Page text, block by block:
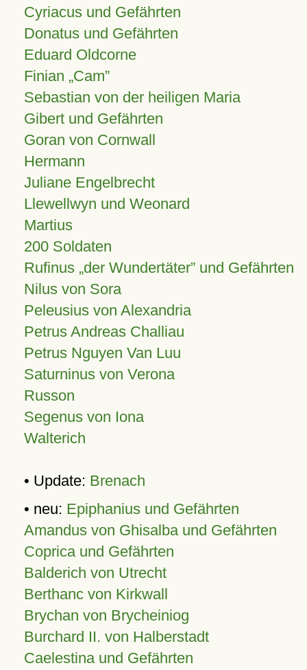
Cyriacus und Gefährten
Donatus und Gefährten
Eduard Oldcorne
Finian Cam
Sebastian von der heiligen Maria
Gibert und Gefährten
Goran von Cornwall
Hermann
Juliane Engelbrecht
Llewellwyn und Weonard
Martius
200 Soldaten
Rufinus „der Wundertäter” und Gefährten
Nilus von Sora
Peleusius von Alexandria
Petrus Andreas Challiau
Petrus Nguyen Van Luu
Saturninus von Verona
Russon
Segenus von Iona
Walterich
• Update: Brenach
• neu: Epiphanius und Gefährten
Amandus von Ghisalba und Gefährten
Coprica und Gefährten
Balderich von Utrecht
Berthanc von Kirkwall
Brychan von Brycheiniog
Burchard II. von Halberstadt
Caelestina und Gefährten